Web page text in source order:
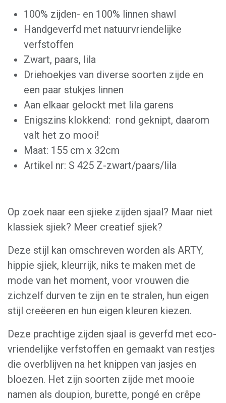
100% zijden- en 100% linnen shawl
Handgeverfd met natuurvriendelijke
verfstoffen
Zwart, paars, lila
Driehoekjes van diverse soorten zijde en
een paar stukjes linnen
Aan elkaar gelockt met lila garens
Enigszins klokkend: rond geknipt, daarom
valt het zo mooi!
Maat: 155 cm x 32cm
Artikel nr: S 425 Z-zwart/paars/lila
Op zoek naar een sjieke zijden sjaal? Maar niet
klassiek sjiek? Meer creatief sjiek?
Deze stijl kan omschreven worden als ARTY,
hippie sjiek, kleurrijk, niks te maken met de
mode van het moment, voor vrouwen die
zichzelf durven te zijn en te stralen, hun eigen
stijl creëeren en hun eigen kleuren kiezen.
Deze prachtige zijden sjaal is geverfd met eco-
vriendelijke verfstoffen en gemaakt van restjes
die overblijven na het knippen van jasjes en
bloezen. Het zijn soorten zijde met mooie
namen als doupion, burette, pongé en crêpe